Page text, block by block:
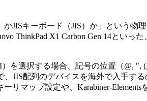
JISキーボード（JIS）か」という
ThinkPad X1 Carbon Gen 14とい
を選択する場合、記号の位置（@,
JIS配列のデバイスを海外で入手す
リマップ設定や、Karabiner-